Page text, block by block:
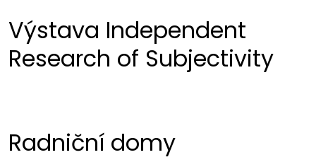
Výstava Independent
Research of Subjectivity
Radniční domy